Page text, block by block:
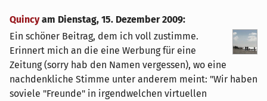
Quincyam Dienstag, 15. Dezember 2009:
Ein schöner Beitrag, dem ich voll zustimme.
Erinnert mich an die eine Werbung für eine
Zeitung (sorry hab den Namen vergessen), wo eine
nachdenkliche Stimme unter anderem meint: "Wir haben
soviele "Freunde" in irgendwelchen virtuellen